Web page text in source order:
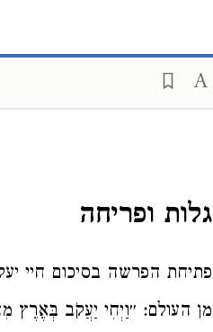
גלות ופריחה
פתיחת הפרשה בסיכום חיי
מן העולם: ״וַיְחִי יַעֲקֹב בְּאֶרֶץ